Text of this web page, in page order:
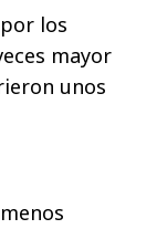
los
mayor
unos